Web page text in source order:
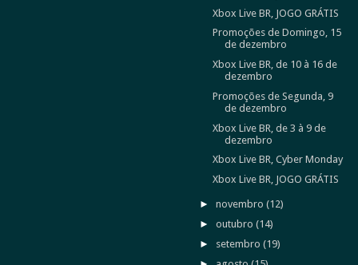
Xbox Live BR, JOGO GRÁTIS
Promoções de Domingo, 15
de dezembro
Xbox Live BR, de 10 à 16 de
dezembro
Promoções de Segunda, 9
de dezembro
Xbox Live BR, de 3 à 9 de
dezembro
Xbox Live BR, Cyber Monday
Xbox Live BR, JOGO GRÁTIS
►novembro(12)
►outubro(14)
► setembro(19)